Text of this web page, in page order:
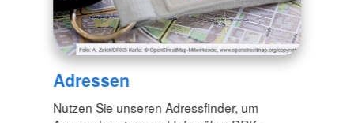
Adressen
Nutzen Sie unseren Adressfinder, um